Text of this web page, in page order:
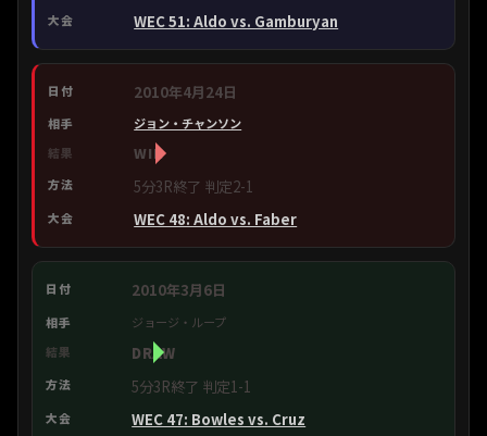
WEC 51: Aldo vs. Gamburyan
2010年4月24日
ジョン・チャンソン
WIN
5分3R終了 判定2-1
WEC 48: Aldo vs. Faber
2010年3月6日
ジョージ・ループ
DRAW
5分3R終了 判定1-1
WEC 47: Bowles vs. Cruz